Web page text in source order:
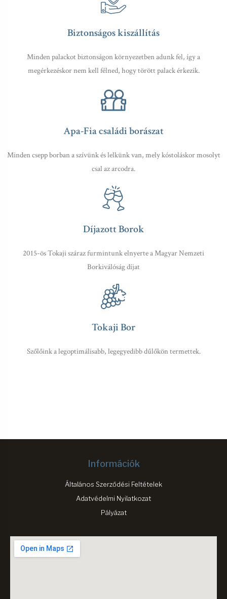
Biztonságos kiszállítás
Minden palackot biztonságon környezetben adunk fel, így a
megérkezéskor nem kell félned, hogy törött palack érkezik.
Apa-Fia családi borászat
Minden csepp borban a szívünk és lelkünk van, mely kóstoláskor mosolyt
csal az arcodra.
Díjazott Borok
2015-ös Tokaji száraz furmintunk elnyerte a Magyar Nemzeti
Borkiválóság díjat
Tokaji Bor
Szőlőink a legoptimálisabb, legegyedibb dűlőkön termettek.
Információk
Általános Szerződési Feltételek
Adatvédelmi Nyilatkozat
Pályázat